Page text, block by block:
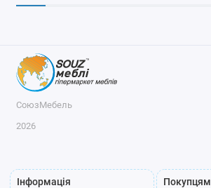
СоюзМебель
2026
Інформація Покупцям